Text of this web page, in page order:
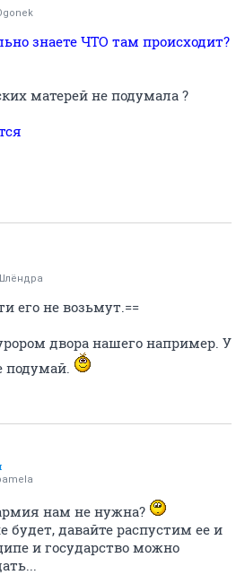
знаете ЧТО там происходит?
матерей не подумала ?
его не возьмут.==
двора нашего например. У
подумай.
нам не нужна?
будет, давайте распустим ее и
и государство можно